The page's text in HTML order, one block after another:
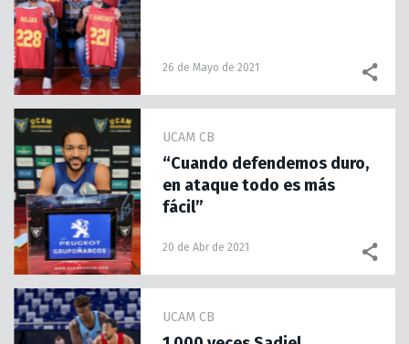
26 de Mayo de 2021
UCAM CB
“Cuando defendemos duro,
en ataque todo es más
fácil”
20 de Abr de 2021
UCAM CB